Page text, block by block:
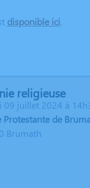
disponible ici.
religieuse
09 juillet 2024 à
Protestante de
Brumath